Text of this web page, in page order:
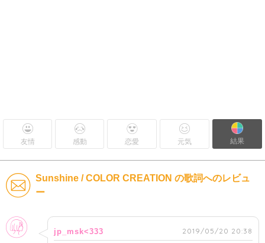
友情 感動 恋愛 元気 結果
Sunshine / COLOR CREATION の歌詞へのレビュ
ー
女性
jp_msk<333 2019/05/20 20:38